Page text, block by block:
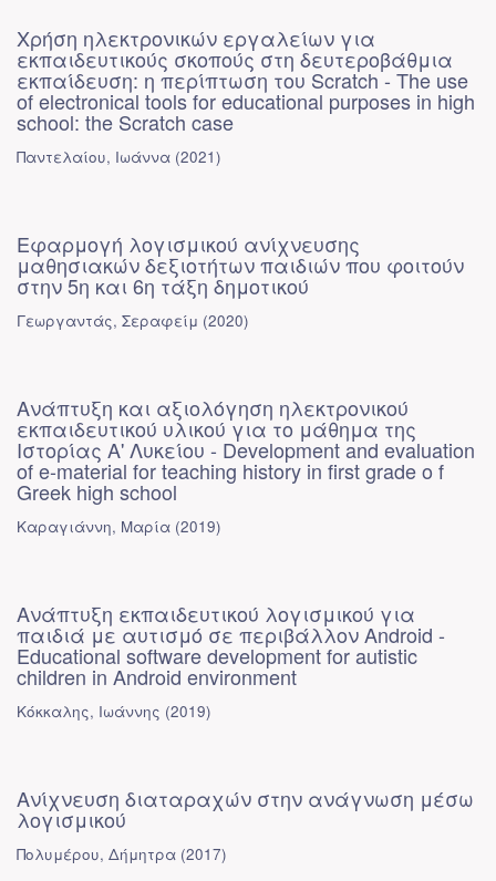
Χρήση ηλεκτρονικών εργαλείων για
εκπαιδευτικούς σκοπούς στη δευτεροβάθμια
εκπαίδευση: η περίπτωση του Scratch - The use
of electronical tools for educational purposes in high
school: the Scratch case
Παντελαίου, Ιωάννα (2021)
Εφαρμογή λογισμικού ανίχνευσης
μαθησιακών δεξιοτήτων παιδιών που φοιτούν
στην 5η και 6η τάξη δημοτικού
Γεωργαντάς, Σεραφείμ (2020)
Ανάπτυξη και αξιολόγηση ηλεκτρονικού
εκπαιδευτικού υλικού για το μάθημα της
Ιστορίας Α' Λυκείου - Development and evaluation
of e-material for teaching history in first grade o f
Greek high school
Καραγιάννη, Μαρία (2019)
Ανάπτυξη εκπαιδευτικού λογισμικού για
παιδιά με αυτισμό σε περιβάλλον Android -
Educational software development for autistic
children in Android environment
Κόκκαλης, Ιωάννης (2019)
Ανίχνευση διαταραχών στην ανάγνωση μέσω
λογισμικού
Πολυμέρου, Δήμητρα (2017)